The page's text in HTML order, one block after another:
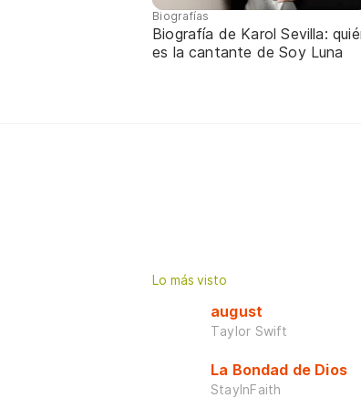
Biografías
Biografía de Karol Sevilla:
es la cantante de Soy Luna
Lo más visto
august
Taylor Swift
La Bondad de Dios
StayInFaith